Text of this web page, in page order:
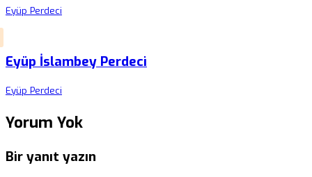
Eyüp Perdeci
Eyüp İslambey Perdeci
Eyüp Perdeci
Yorum Yok
Bir yanıt yazın